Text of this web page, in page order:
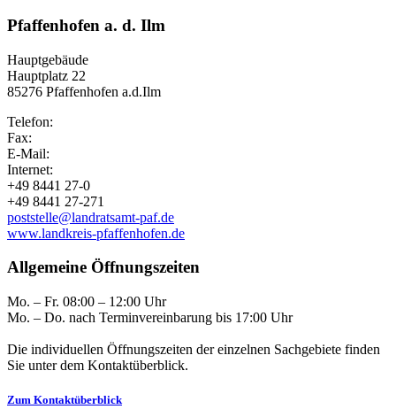
Pfaffenhofen a. d. Ilm
Hauptgebäude
Hauptplatz 22
85276 Pfaffenhofen a.d.Ilm
Telefon:
Fax:
E-Mail:
Internet:
+49 8441 27-0
+49 8441 27-271
poststelle@landratsamt-paf.de
www.landkreis-pfaffenhofen.de
Allgemeine Öffnungszeiten
Mo. – Fr. 08:00 – 12:00 Uhr
Mo. – Do. nach Terminvereinbarung bis 17:00 Uhr
Die individuellen Öffnungszeiten der einzelnen Sachgebiete finden
Sie unter dem Kontaktüberblick.
Zum Kontaktüberblick